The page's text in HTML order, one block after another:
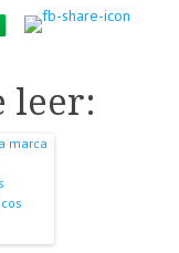
leer: